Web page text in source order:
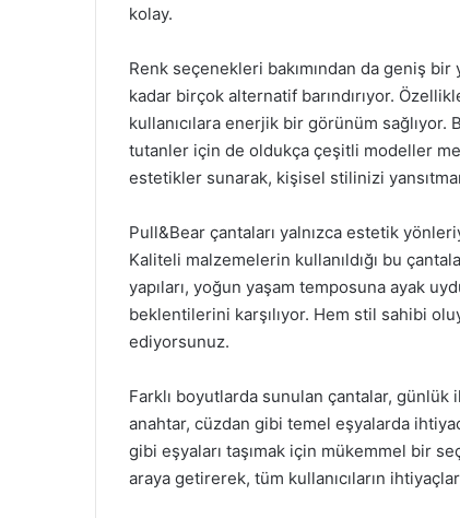
kolay.
Renk seçenekleri bakımından da geniş
kadar birçok alternatif barındırıyor.
kullanıcılara enerjik bir görünüm sağlıyor.
tutanler için de oldukça çeşitli modeller
estetikler sunarak, kişisel stilinizi
Pull&Bear çantaları yalnızca estetik
Kaliteli malzemelerin kullanıldığı bu
yapıları, yoğun yaşam temposuna ayak
beklentilerini karşılıyor. Hem stil sahibi
ediyorsunuz.
Farklı boyutlarda sunulan çantalar, günlük
anahtar, cüzdan gibi temel eşyalarda
gibi eşyaları taşımak için mükemmel bir
araya getirerek, tüm kullanıcıların